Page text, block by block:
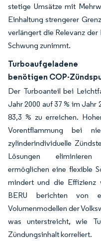
stetige Umsätze mit
Einhaltung strengerer
verlängert die Relevanz
Schwung zunimmt.
Turboaufgeladene
benötigen COP-
Der Turboanteil bei
Jahr 2000 auf 37 % im Jahr
83,3 % zu erreichen.
Vorentflammung bei
zylinderindividuelle
Lösungen eliminieren
ermöglichen eine flexible
mindert und die Effizienz
BERU berichten von
Volumenmodellen der
was unterstreicht, wie
Zündungsinhalt korreliert.